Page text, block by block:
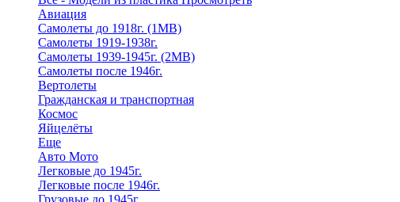
Авиация
Самолеты до 1918г. (1МВ)
Самолеты 1919-1938г.
Самолеты 1939-1945г. (2МВ)
Самолеты после 1946г.
Вертолеты
Гражданская и транспортная
Космос
Яйцелёты
Еще
Авто Мото
Легковые до 1945г.
Легковые после 1946г.
Грузовые до 1945г.